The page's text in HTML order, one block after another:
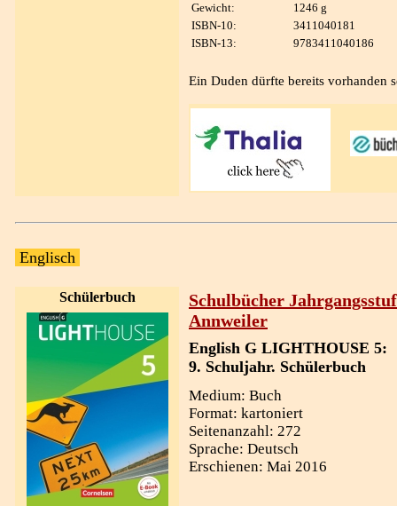
Gewicht:
1246 g
ISBN-10:
3411040181
ISBN-13:
9783411040186
Ein Duden dürfte bereits vorhanden
Englisch
Schülerbuch
Schulbücher
Annweiler
English G LIGHTHOUSE 5:
9. Schuljahr. Schülerbuch
Medium: Buch
Format: kartoniert
Seitenanzahl: 272
Sprache: Deutsch
Erschienen: Mai 2016